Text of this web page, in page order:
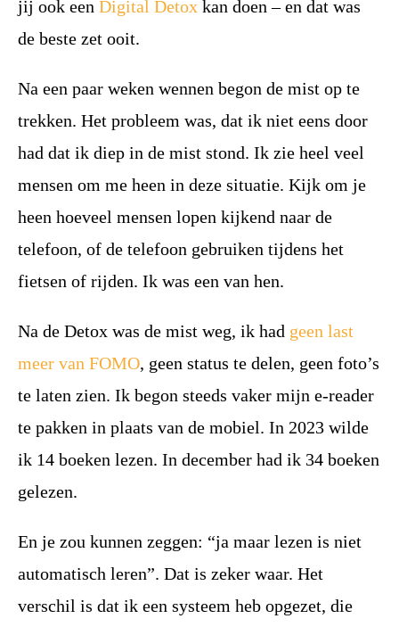
jij ook een Digital Detox kan doen – en dat was
de beste zet ooit.
Na een paar weken wennen begon de mist op te
trekken. Het probleem was, dat ik niet eens door
had dat ik diep in de mist stond. Ik zie heel veel
mensen om me heen in deze situatie. Kijk om je
heen hoeveel mensen lopen kijkend naar de
telefoon, of de telefoon gebruiken tijdens het
fietsen of rijden. Ik was een van hen.
Na de Detox was de mist weg, ik had geen last
meer van FOMO, geen status te delen, geen foto’s
te laten zien. Ik begon steeds vaker mijn e-reader
te pakken in plaats van de mobiel. In 2023 wilde
ik 14 boeken lezen. In december had ik 34 boeken
gelezen.
En je zou kunnen zeggen: “ja maar lezen is niet
automatisch leren”. Dat is zeker waar. Het
verschil is dat ik een systeem heb opgezet, die